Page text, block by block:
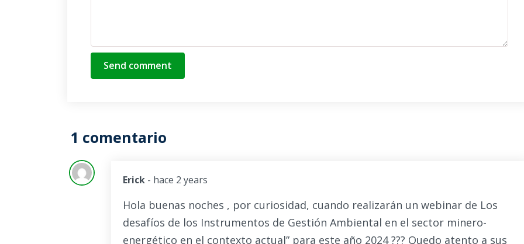
Send comment
1 comentario
Erick - hace 2 years
Hola buenas noches , por curiosidad, cuando realizarán un webinar de Los
desafíos de los Instrumentos de Gestión Ambiental en el sector minero-
energético en el contexto actual” para este año 2024 ??? Quedo atento a sus